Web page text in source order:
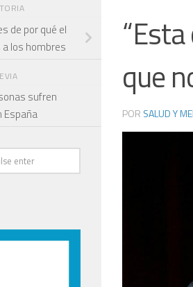
que
POR SALUD Y
de por qué el
los hombres
sufren
España